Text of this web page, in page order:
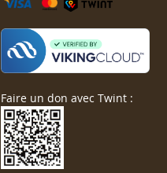
Faire un don avec Twint :